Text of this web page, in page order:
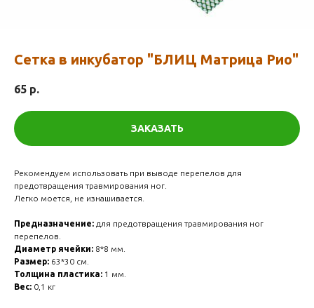
Сетка в инкубатор "БЛИЦ Матрица Рио"
65 р.
ЗАКАЗАТЬ
Рекомендуем использовать при выводе перепелов для
предотвращения травмирования ног.
Легко моется, не изнашивается.
Предназначение: для предотвращения травмирования ног
перепелов.
Диаметр ячейки: 8*8 мм.
Размер: 63*30 см.
Толщина пластика: 1 мм.
Вес: 0,1 кг